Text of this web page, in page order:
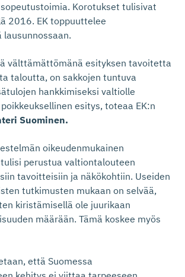
Korotukset tulisivat
2016. EK toppuuttelee
välttämättömänä esityksen tavoitetta
taloutta, on sakkojen tuntuva
hankkimiseksi valtiolle
esitys, toteaa EK:n
Suominen.
oikeudenmukainen
perustua valtiontalouteen
tavoitteisiin ja näkökohtiin. Useiden
tutkimusten mukaan on selvää,
kiristämisellä ole juurikaan
määrään. Tämä koskee myös
että Suomessa